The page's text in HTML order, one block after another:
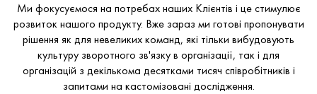
Ми фокусуємося на потребах наших Клієнтів і це стимулює
розвиток нашого продукту. Вже зараз ми готові пропонувати
рішення як для невеликих команд, які тільки вибудовують
культуру зворотного зв'язку в організації, так і для
організацій з декількома десятками тисяч співробітників і
запитами на кастомізовані дослідження.